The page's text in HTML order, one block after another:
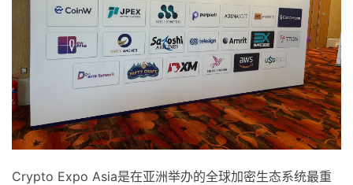
Crypto Expo Asia是在亚洲举办的全球加密生态系统最重